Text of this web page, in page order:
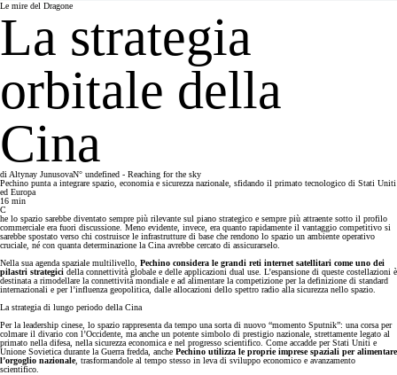
Le mire del Dragone
La strategia
orbitale della
Cina
di Altynay JunusovaN° undefined - Reaching for the sky
Pechino punta a integrare spazio, economia e sicurezza nazionale, sfidando il primato tecnologico di Stati Uniti
ed Europa
16 min
C
he lo spazio sarebbe diventato sempre più rilevante sul piano strategico e sempre più attraente sotto il profilo
commerciale era fuori discussione. Meno evidente, invece, era quanto rapidamente il vantaggio competitivo si
sarebbe spostato verso chi costruisce le infrastrutture di base che rendono lo spazio un ambiente operativo
cruciale, né con quanta determinazione la Cina avrebbe cercato di assicurarselo.
Nella sua agenda spaziale multilivello, Pechino considera le grandi reti internet satellitari come uno dei
pilastri strategici della connettività globale e delle applicazioni dual use. L’espansione di queste costellazioni è
destinata a rimodellare la connettività mondiale e ad alimentare la competizione per la definizione di standard
internazionali e per l’influenza geopolitica, dalle allocazioni dello spettro radio alla sicurezza nello spazio.
La strategia di lungo periodo della Cina
Per la leadership cinese, lo spazio rappresenta da tempo una sorta di nuovo “momento Sputnik”: una corsa per
colmare il divario con l’Occidente, ma anche un potente simbolo di prestigio nazionale, strettamente legato al
primato nella difesa, nella sicurezza economica e nel progresso scientifico. Come accadde per Stati Uniti e
Unione Sovietica durante la Guerra fredda, anche Pechino utilizza le proprie imprese spaziali per alimentare
l’orgoglio nazionale, trasformandole al tempo stesso in leva di sviluppo economico e avanzamento
scientifico.